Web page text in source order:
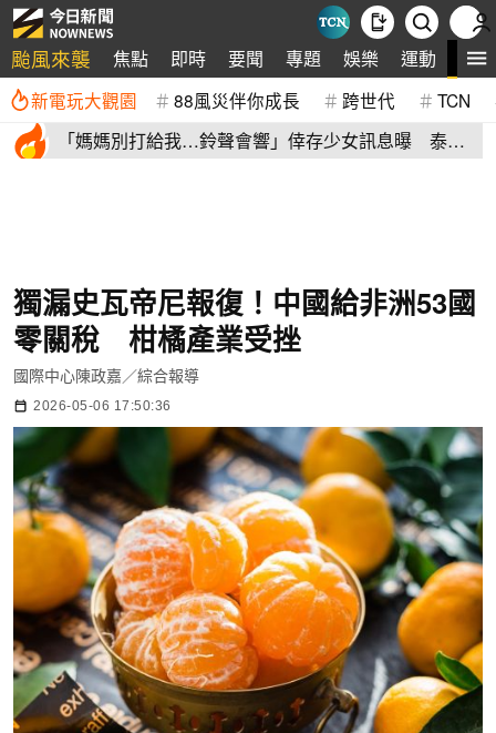
颱風來襲 焦點 即時 要聞 專題 娛樂 運動 全
新電玩大觀園 88風災伴你成長 跨世代 TCN
「媽媽別打給我…鈴聲會響」倖存少女訊息曝 泰國
獨漏史瓦帝尼報復！中國給非洲53國
零關稅 柑橘產業受挫
國際中心陳政嘉／綜合報導
2026-05-06 17:50:36